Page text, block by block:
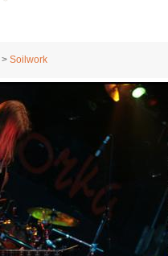
> Soilwork